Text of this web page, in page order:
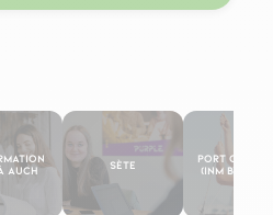
Auch
Sète
Port
(INM By